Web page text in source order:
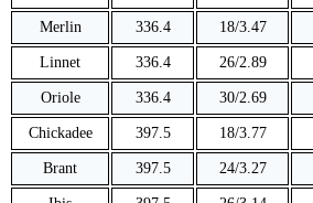
Merlin 336.4 18/3.47
Linnet 336.4 26/2.89
Oriole 336.4 30/2.69
Chickadee 397.5 18/3.77
Brant 397.5 24/3.27